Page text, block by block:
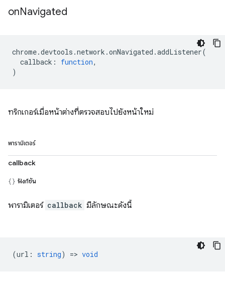
onNavigated
chrome.devtools .network .onNavigated .addListener(
callback : function,
)
ทริกเกอร์เมื่อหน้าต่างที่ตรวจสอบไปยังหน้าใหม่
พารามิเตอร์
callback
ฟังก์ชัน
พารามิเตอร์ callback มีลักษณะดังนี้
(url : string) => void